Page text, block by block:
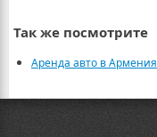
Так же посмотрите
Аренда авто в Армения